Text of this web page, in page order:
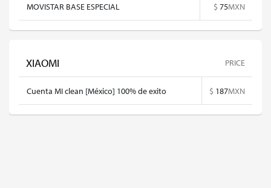
MOVISTAR BASE ESPECIAL $ 75MXN
XIAOMI PRICE
Cuenta MI clean [México] 100% de exito $ 187MXN